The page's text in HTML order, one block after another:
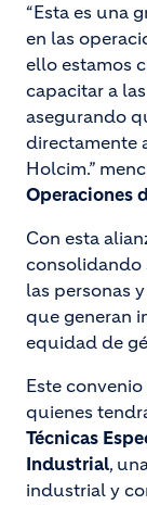
“Esta es una
en las
ello estamos
capacitar a
asegurando
directamente
Holcim.”
Operaciones
Con esta
consolidando
las personas
que generan
equidad de
Este
quienes
Técnicas
Industrial,
industrial y